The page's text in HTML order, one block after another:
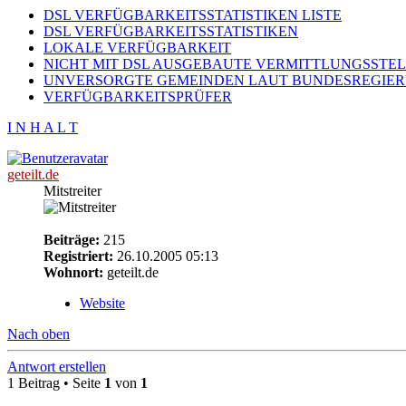
DSL VERFÜGBARKEITSSTATISTIKEN LISTE
DSL VERFÜGBARKEITSSTATISTIKEN
LOKALE VERFÜGBARKEIT
NICHT MIT DSL AUSGEBAUTE
UNVERSORGTE GEMEINDEN LAUT
VERFÜGBARKEITSPRÜFER
I N H A L T
geteilt.de
Mitstreiter
Beiträge: 215
Registriert: 26.10.2005 05:13
Wohnort: geteilt.de
Website
Nach oben
Antwort erstellen
1 Beitrag • Seite 1 von 1